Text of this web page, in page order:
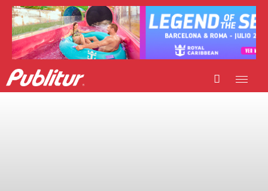
INICIO
INDUSTRIA TURÍSTICA
DESTINOS